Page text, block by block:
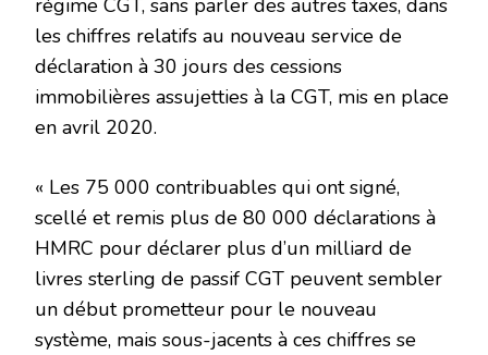
régime CGT, sans parler des autres taxes, dans
les chiffres relatifs au nouveau service de
déclaration à 30 jours des cessions
immobilières assujetties à la CGT, mis en place
en avril 2020.
« Les 75 000 contribuables qui ont signé,
scellé et remis plus de 80 000 déclarations à
HMRC pour déclarer plus d’un milliard de
livres sterling de passif CGT peuvent sembler
un début prometteur pour le nouveau
système, mais sous-jacents à ces chiffres se